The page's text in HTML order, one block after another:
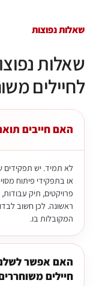
שאלות נפוצות
שאלות
לחיילים
האם חייבים
לא תמיד. יש תפקידים
או בתפקידי פיתוח
פרויקטים, תיק
ראשונה. לכן חשוב
המקובלות בו.
האם אפשר
חיילים